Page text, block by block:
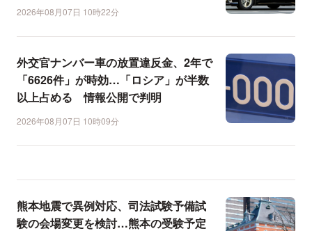
2026年08月07日 10時22分
外交官ナンバー車の放置違反金、2年で
「6626件」が時効…「ロシア」が半数
以上占める 情報公開で判明
2026年08月07日 10時09分
熊本地震で異例対応、司法試験予備試
験の会場変更を検討…熊本の受験予定